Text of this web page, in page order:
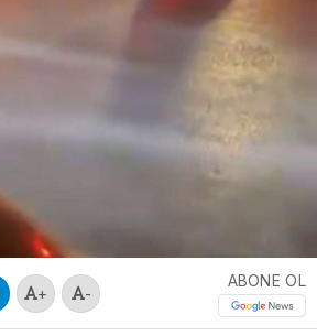
+ -
ABONE OL